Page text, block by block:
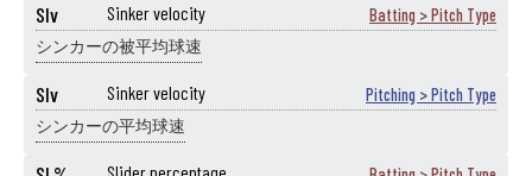
SIv Sinker velocity Batting > Pitch Type
シンカーの被平均球速
SIv Sinker velocity Pitching > Pitch Type
シンカーの平均球速